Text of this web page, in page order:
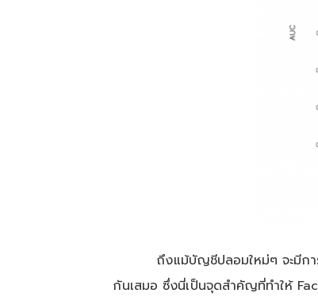
ถึงแม้บัญชีปลอมใหม่ๆ จะมีการป
กันเสมอ ซึ่งนี่เป็นจุดสำคัญที่ทำให้